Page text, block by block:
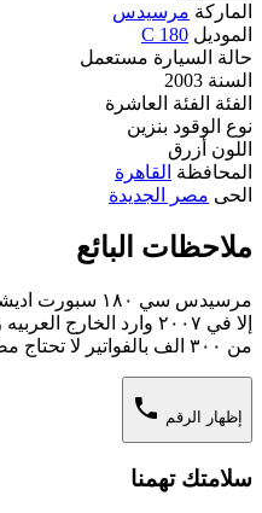
الماركة مرسيدس
الموديل C 180
حالة السيارة مستعمل
السنة 2003
الفئة الفئة العاشرة
نوع الوقود بنزين
اللون أزرق
المحافظة القاهرة
الحى مصر الجديدة
ملاحظات البائع
مرسيدس سي
إلا في ٢٠٠٧ وارد
من ٣٠٠ الف بالفواتير لا تحتاج مصروف نهائي
إظهار الرقم phone
سلامتك تهمنا